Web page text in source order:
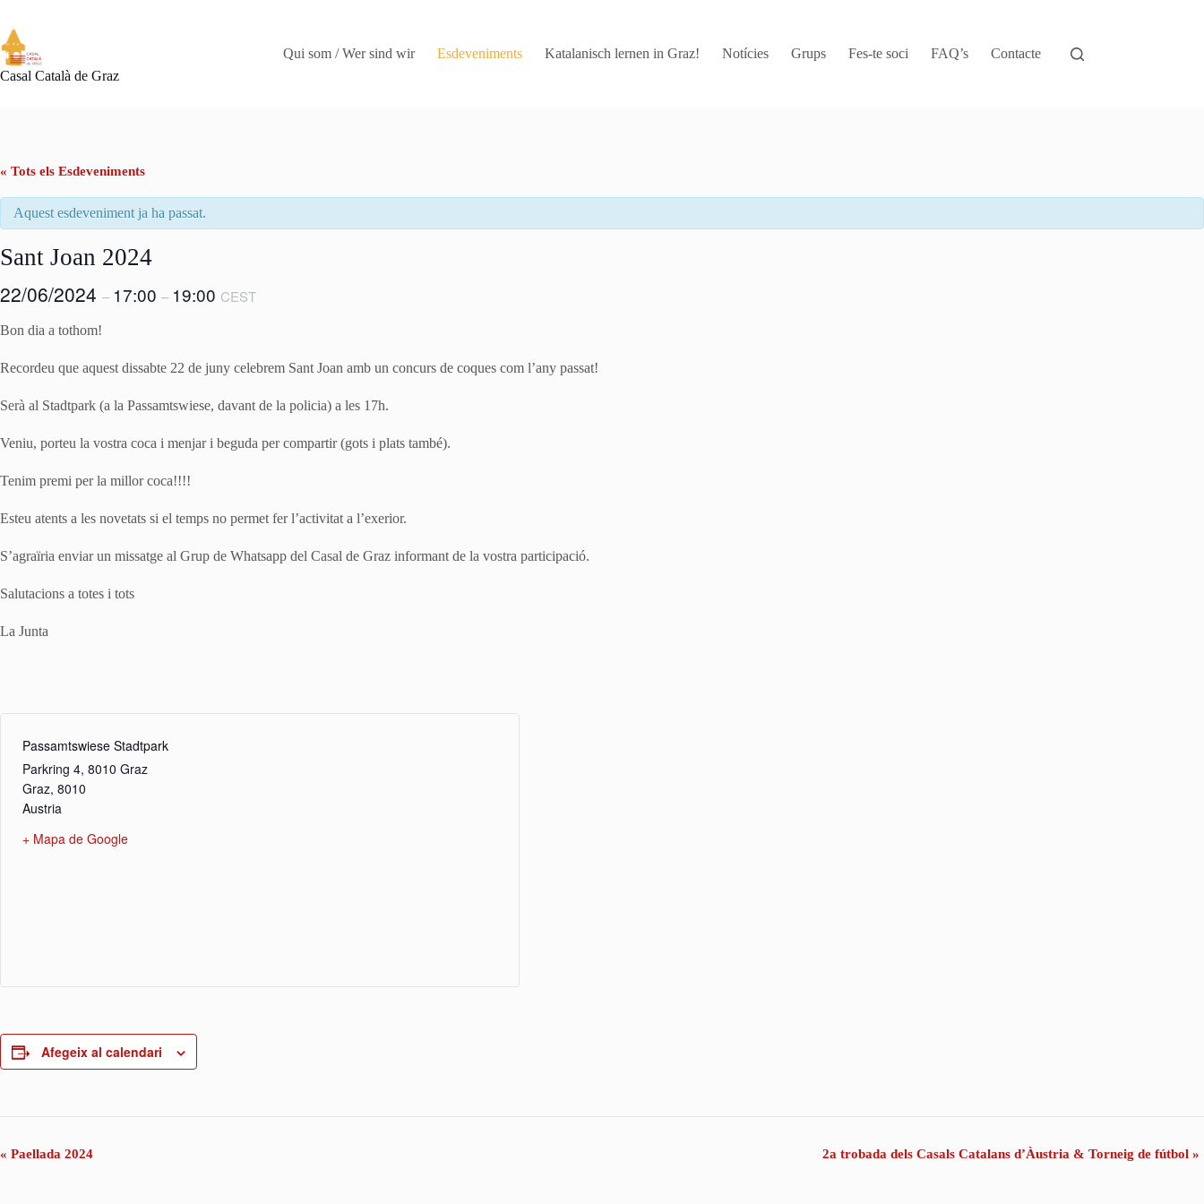
contingut
Casal Català de Graz
Qui som / Wer sind wir Esdeveniments Katalanisch lernen in Graz! Notícies Grups Fes-te soci FAQ’s Contacte
« Tots els Esdeveniments
Aquest esdeveniment ja ha passat.
Sant Joan 2024
22/06/2024 – 17:00 – 19:00 CEST
Bon dia a tothom!
Recordeu que aquest dissabte 22 de juny celebrem Sant Joan amb un concurs de coques com l’any passat!
Serà al Stadtpark (a la Passamtswiese, davant de la policia) a les 17h.
Veniu, porteu la vostra coca i menjar i beguda per compartir (gots i plats també).
Tenim premi per la millor coca!!!!
Esteu atents a les novetats si el temps no permet fer l’activitat a l’exerior.
S’agraïria enviar un missatge al Grup de Whatsapp del Casal de Graz informant de la vostra participació.
Salutacions a totes i tots
La Junta
Passamtswiese Stadtpark
Parkring 4, 8010 Graz
Graz, 8010
Austria
+ Mapa de Google
Afegeix al calendari
N
« Paellada 2024 2a trobada dels Casals Catalans d’Àustria & Torneig de fútbol »